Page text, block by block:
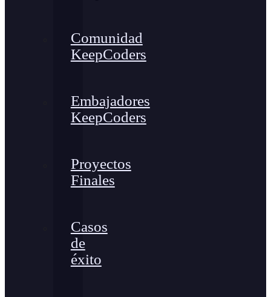
Comunidad
KeepCoders
Embajadores
KeepCoders
Proyectos
Finales
Casos
de
éxito